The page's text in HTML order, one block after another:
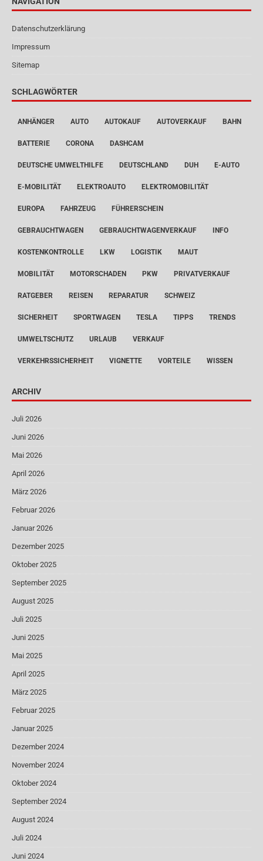
Datenschutzerklärung
Impressum
Sitemap
SCHLAGWÖRTER
ANHÄNGER AUTO AUTOKAUF AUTOVERKAUF BAHN
BATTERIE CORONA DASHCAM
DEUTSCHE UMWELTHILFE DEUTSCHLAND DUH E-AUTO
E-MOBILITÄT ELEKTROAUTO ELEKTROMOBILITÄT
EUROPA FAHRZEUG FÜHRERSCHEIN
GEBRAUCHTWAGEN GEBRAUCHTWAGENVERKAUF INFO
KOSTENKONTROLLE LKW LOGISTIK MAUT
MOBILITÄT MOTORSCHADEN PKW PRIVATVERKAUF
RATGEBER REISEN REPARATUR SCHWEIZ
SICHERHEIT SPORTWAGEN TESLA TIPPS TRENDS
UMWELTSCHUTZ URLAUB VERKAUF
VERKEHRSSICHERHEIT VIGNETTE VORTEILE WISSEN
ARCHIV
Juli 2026
Juni 2026
Mai 2026
April 2026
März 2026
Februar 2026
Januar 2026
Dezember 2025
Oktober 2025
September 2025
August 2025
Juli 2025
Juni 2025
Mai 2025
April 2025
März 2025
Februar 2025
Januar 2025
Dezember 2024
November 2024
Oktober 2024
September 2024
August 2024
Juli 2024
Juni 2024